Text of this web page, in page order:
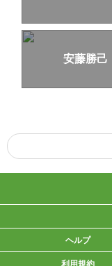
安藤勝己
ヘルプ
利用規約